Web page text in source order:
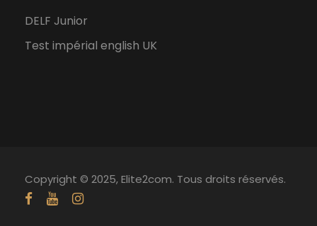
DELF Junior
Test impérial english UK
Copyright © 2025, Elite2com. Tous droits réservés.